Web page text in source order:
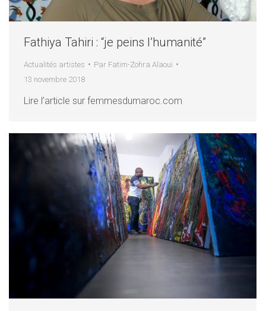
Fathiya Tahiri : “je peins l’humanité”
Actualités artistes Par Fatim-Zohra Alaoui
13 novembre 2018
Lire l’article sur femmesdumaroc.com